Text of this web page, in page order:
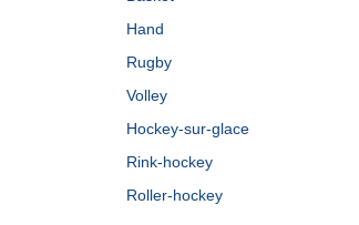
Hand
Rugby
Volley
Hockey-sur-glace
Rink-hockey
Roller-hockey